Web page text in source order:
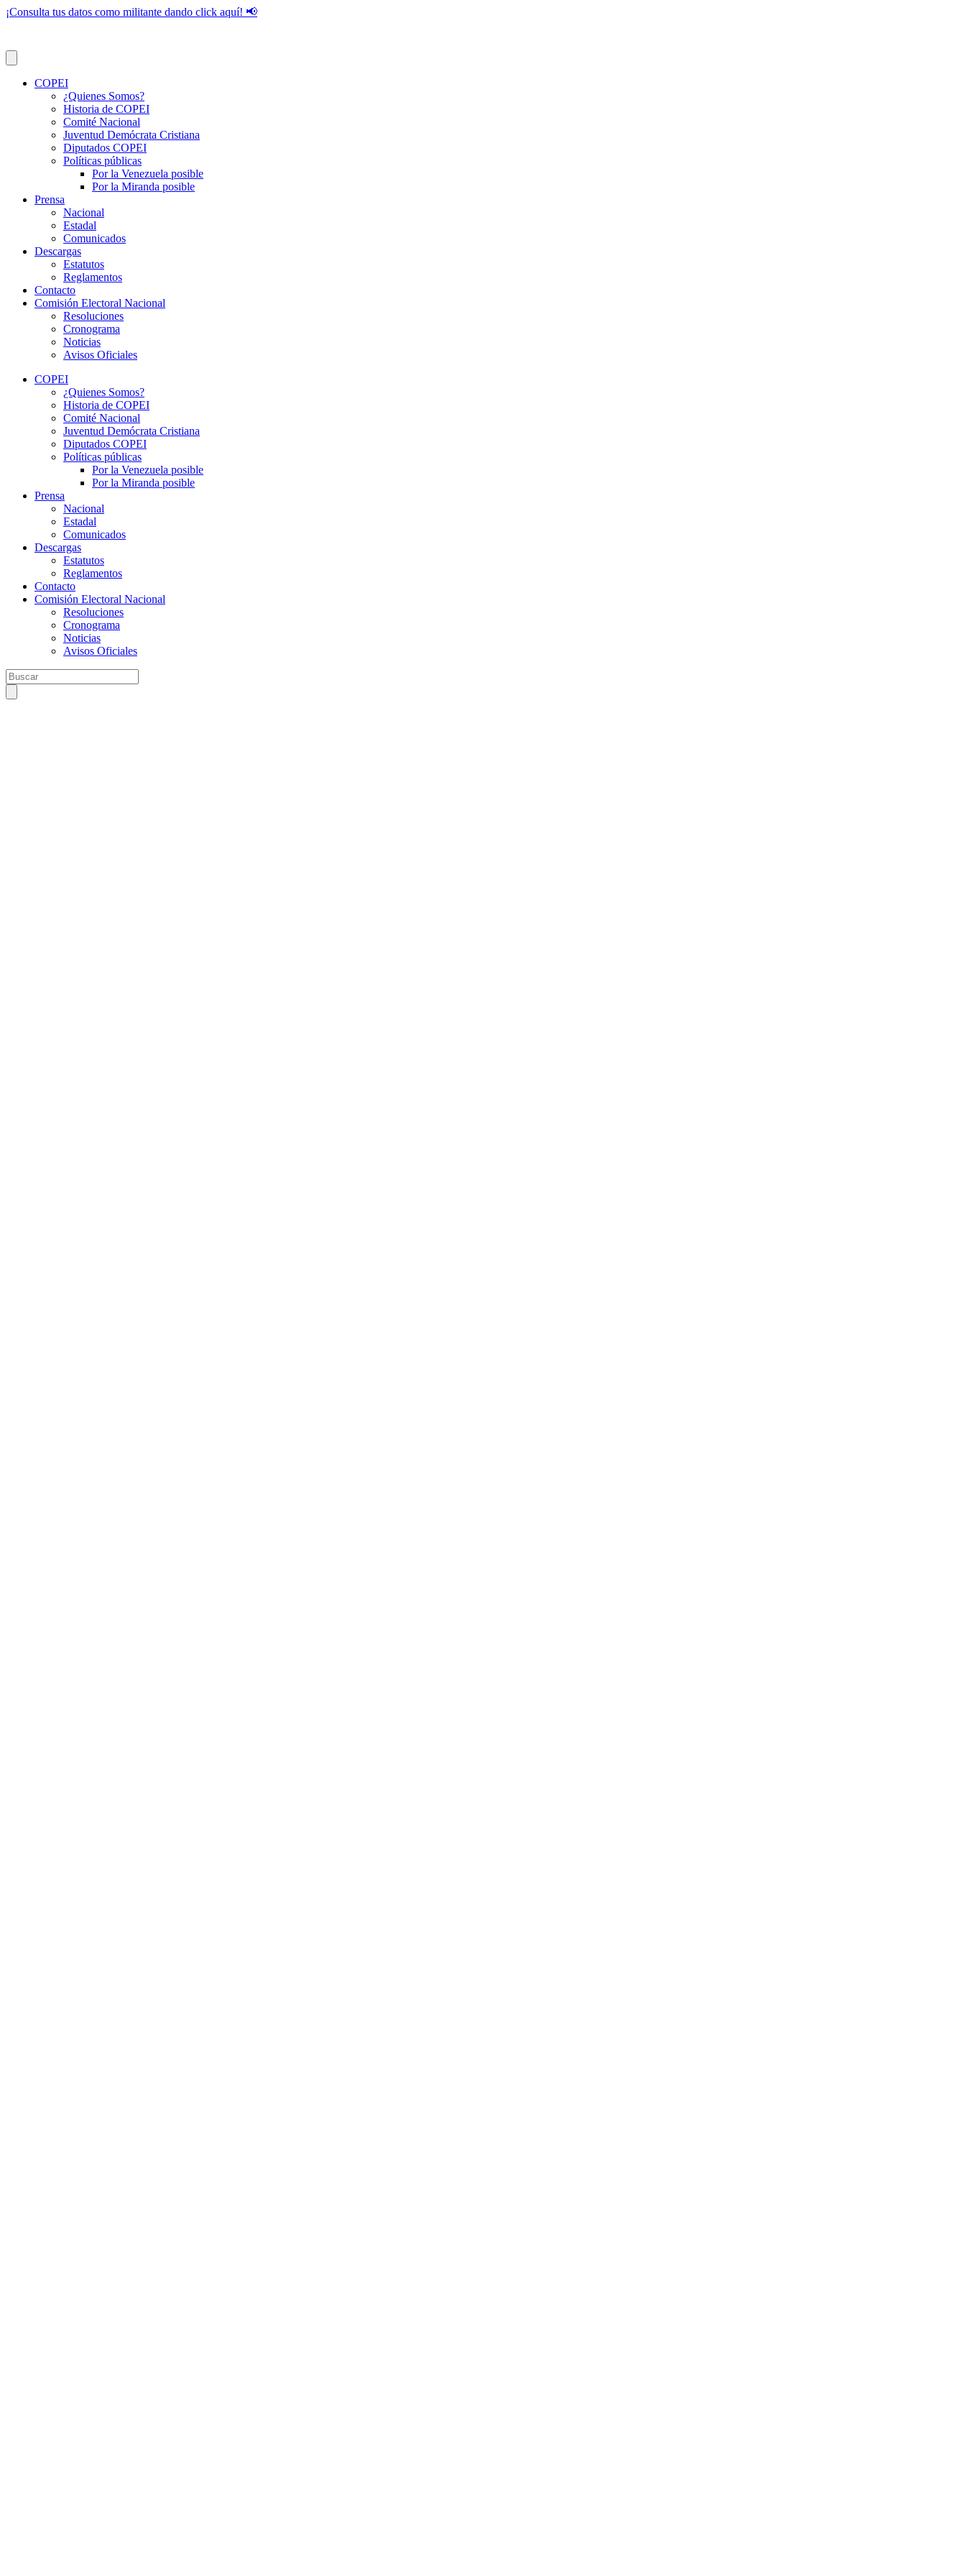
¡Consulta tus datos como militante dando click aquí! 📢
COPEI
¿Quienes Somos?
Historia de COPEI
Comité Nacional
Juventud Demócrata Cristiana
Diputados COPEI
Políticas públicas
Por la Venezuela posible
Por la Miranda posible
Prensa
Nacional
Estadal
Comunicados
Descargas
Estatutos
Reglamentos
Contacto
Comisión Electoral Nacional
Resoluciones
Cronograma
Noticias
Avisos Oficiales
COPEI
¿Quienes Somos?
Historia de COPEI
Comité Nacional
Juventud Demócrata Cristiana
Diputados COPEI
Políticas públicas
Por la Venezuela posible
Por la Miranda posible
Prensa
Nacional
Estadal
Comunicados
Descargas
Estatutos
Reglamentos
Contacto
Comisión Electoral Nacional
Resoluciones
Cronograma
Noticias
Avisos Oficiales